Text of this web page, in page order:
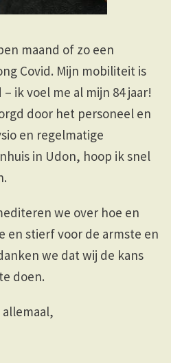
maand of zo een
Covid. Mijn mobiliteit is
ik voel me al mijn 84 jaar!
door het personeel en
en regelmatige
in Udon, hoop ik snel
we over hoe en
en stierf voor de armste en
we dat wij de kans
doen.